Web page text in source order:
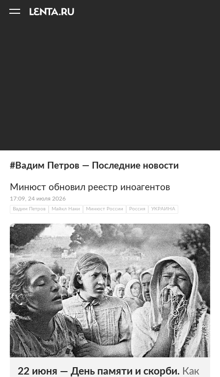
#Вадим Петров — Последние новости
Минюст обновил реестр иноагентов
17:09, 24 июля 2026
Вадим Петров Майкл Наки Минюст России Россия УКРАИНА
22 июня — День памяти и скорби. Как